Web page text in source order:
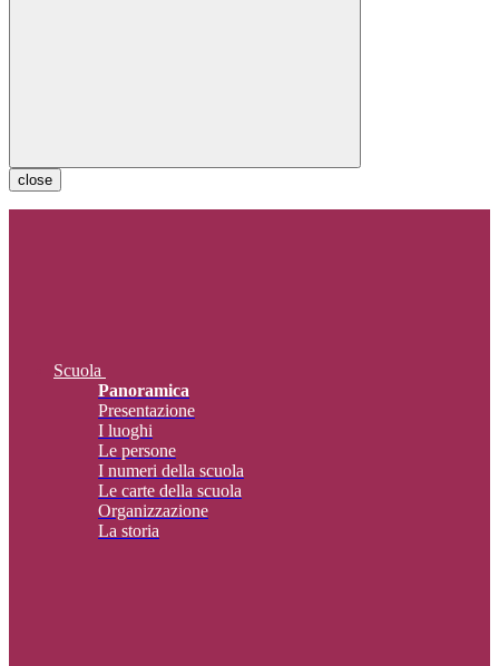
close
Scuola
Panoramica
Presentazione
I luoghi
Le persone
I numeri della scuola
Le carte della scuola
Organizzazione
La storia